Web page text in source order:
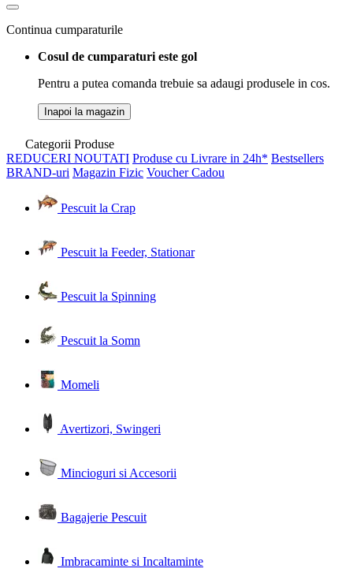
Continua cumparaturile
Cosul de cumparaturi este gol
Pentru a putea comanda trebuie sa adaugi produsele in cos.
Inapoi la magazin
Categorii Produse
REDUCERI NOUTATI Produse cu Livrare in 24h* Bestsellers
BRAND-uri Magazin Fizic Voucher Cadou
Pescuit la Crap
Pescuit la Feeder, Stationar
Pescuit la Spinning
Pescuit la Somn
Momeli
Avertizori, Swingeri
Mincioguri si Accesorii
Bagajerie Pescuit
Imbracaminte si Incaltaminte